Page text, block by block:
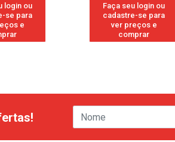
login ou
se para
e
Faça seu login ou
cadastre-se para
ver preços e
comprar